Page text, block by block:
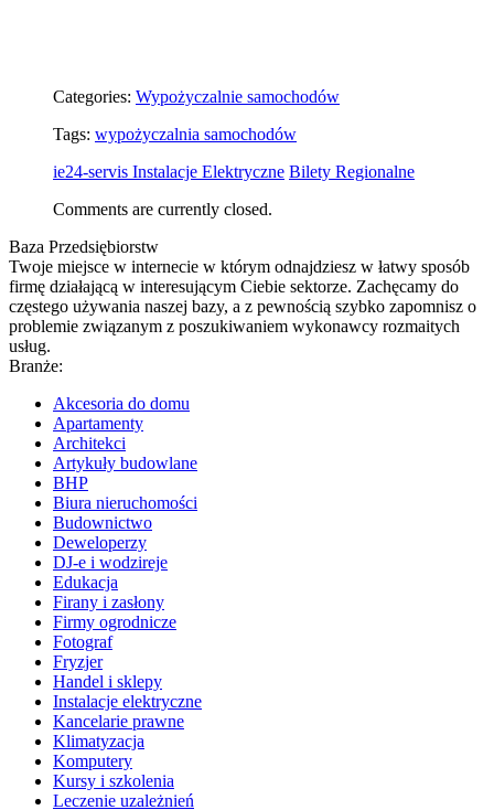
Categories: Wypożyczalnie samochodów
Tags: wypożyczalnia samochodów
ie24-servis Instalacje Elektryczne Bilety Regionalne
Comments are currently closed.
Baza Przedsiębiorstw
Twoje miejsce w internecie w którym odnajdziesz w łatwy sposób
firmę działającą w interesującym Ciebie sektorze. Zachęcamy do
częstego używania naszej bazy, a z pewnością szybko zapomnisz o
problemie związanym z poszukiwaniem wykonawcy rozmaitych
usług.
Branże:
Akcesoria do domu
Apartamenty
Architekci
Artykuły budowlane
BHP
Biura nieruchomości
Budownictwo
Deweloperzy
DJ-e i wodzireje
Edukacja
Firany i zasłony
Firmy ogrodnicze
Fotograf
Fryzjer
Handel i sklepy
Instalacje elektryczne
Kancelarie prawne
Klimatyzacja
Komputery
Kursy i szkolenia
Leczenie uzależnień